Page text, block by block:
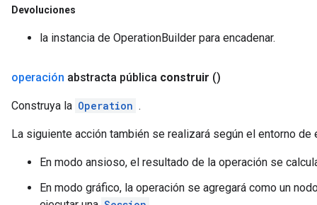
Devoluciones
la instancia de OperationBuilder para encadenar.
operación abstracta pública construir ()
Construya la Operation .
La siguiente acción también se realizará según el entorno de
En modo ansioso, el resultado de la operación se
En modo gráfico, la operación se agregará como un